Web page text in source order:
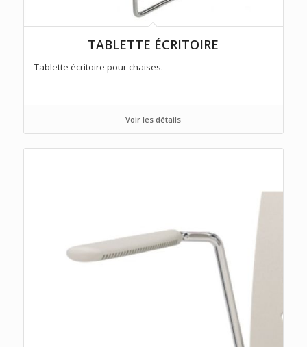
TABLETTE ÉCRITOIRE
Tablette écritoire pour chaises.
Voir les détails